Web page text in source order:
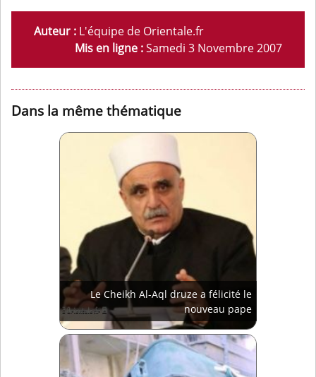
Auteur : L'équipe de Orientale.fr
Mis en ligne :Samedi 3 Novembre 2007
Dans la même thématique
Le Cheikh Al-Aql druze a félicité le
nouveau pape